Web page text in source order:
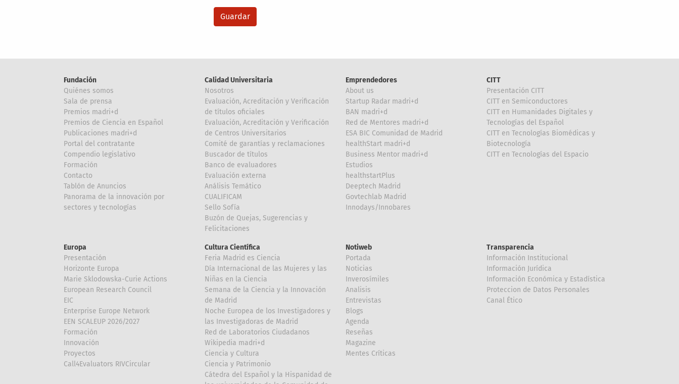
Fundación
Quiénes somos
Sala de prensa
Premios madri+d
Premios de Ciencia en Español
Publicaciones madri+d
Portal del contratante
Compendio legislativo
Formación
Contacto
Tablón de Anuncios
Panorama de la innovación por
sectores y tecnologías
Calidad Universitaria
Nosotros
Evaluación, Acreditación y Verificación
de títulos oficiales
Evaluación, Acreditación y Verificación
de Centros Universitarios
Comité de garantías y reclamaciones
Buscador de títulos
Banco de evaluadores
Evaluación externa
Análisis Temático
CUALIFICAM
Sello Sofía
Buzón de Quejas, Sugerencias y
Felicitaciones
Emprendedores
About us
Startup Radar madri+d
BAN madri+d
Red de Mentores madri+d
ESA BIC Comunidad de Madrid
healthStart madri+d
Business Mentor madri+d
Estudios
healthstartPlus
Deeptech Madrid
Govtechlab Madrid
Innodays/Innobares
CITT
Presentación CITT
CITT en Semiconductores
CITT en Humanidades Digitales y
Tecnologías del Español
CITT en Tecnologías Biomédicas y
Biotecnología
CITT en Tecnologías del Espacio
Europa
Presentación
Horizonte Europa
Marie Sklodowska-Curie Actions
European Research Council
EIC
Enterprise Europe Network
EEN SCALEUP 2026/2027
Formación
Innovación
Proyectos
Call4Evaluators RIVCircular
Cultura Científica
Feria Madrid es Ciencia
Día Internacional de las Mujeres y las
Niñas en la Ciencia
Semana de la Ciencia y la Innovación
de Madrid
Noche Europea de los Investigadores y
las Investigadoras de Madrid
Red de Laboratorios Ciudadanos
Wikipedia madri+d
Ciencia y Cultura
Ciencia y Patrimonio
Cátedra del Español y la Hispanidad de
Notiweb
Portada
Noticias
Inverosímiles
Analisis
Entrevistas
Blogs
Agenda
Reseñas
Magazine
Mentes Críticas
Transparencia
Información Institucional
Información Jurídica
Información Económica y Estadística
Proteccion de Datos Personales
Canal Ético